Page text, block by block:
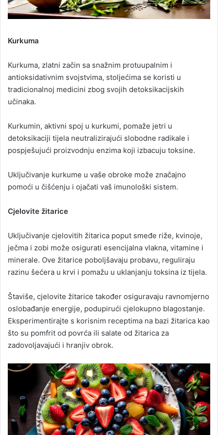
Kurkuma
Kurkuma, zlatni začin sa snažnim protuupalnim i
antioksidativnim svojstvima, stoljećima se koristi u
tradicionalnoj medicini zbog svojih detoksikacijskih
učinaka.
Kurkumin, aktivni spoj u kurkumi, pomaže jetri u
detoksikaciji tijela neutralizirajući slobodne radikale i
pospješujući proizvodnju enzima koji izbacuju toksine.
Uključivanje kurkume u vaše obroke može značajno
pomoći u čišćenju i ojačati vaš imunološki sistem.
Cjelovite žitarice
Uključivanje cjelovitih žitarica poput smeđe riže, kvinoje,
ječma i zobi može osigurati esencijalna vlakna, vitamine i
minerale. Ove žitarice poboljšavaju probavu, reguliraju
razinu šećera u krvi i pomažu u uklanjanju toksina iz tijela.
Štaviše, cjelovite žitarice također osiguravaju ravnomjerno
oslobađanje energije, podupirući cjelokupno blagostanje.
Eksperimentirajte s korisnim receptima na bazi žitarica kao
što su pomfrit od povrća ili salate od žitarica za
zadovoljavajući i hranjiv obrok.